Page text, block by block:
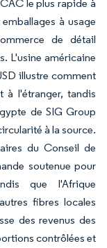
le plus rapide à
à usage
de détail
L'usine américaine
illustre comment
à l'étranger, tandis
de SIG Group
à la source.
du Conseil de
soutenue pour
que l'Afrique
fibres locales
des revenus des
contrôlées et